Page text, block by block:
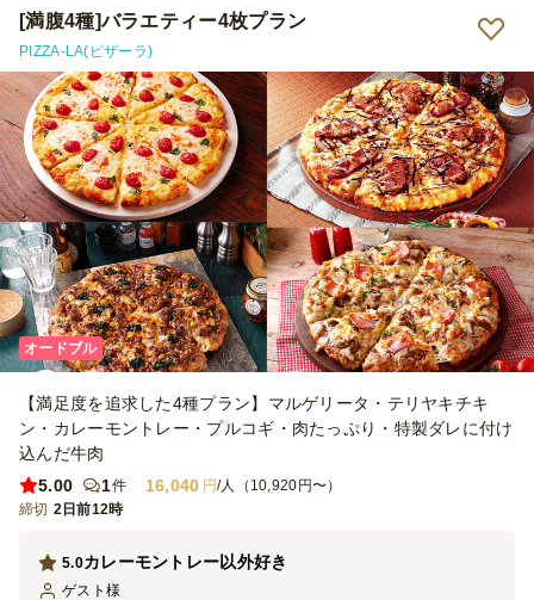
[満腹4種]バラエティー4枚プラン
PIZZA-LA(ピザーラ)
オードブル
【満足度を追求した4種プラン】マルゲリータ・テリヤキチキ
ン・カレーモントレー・プルコギ・肉たっぷり・特製ダレに付け
込んだ牛肉
5.00
1件 16,040 円/人（10,920円〜）
締切 2日前12時
カレーモントレー以外好き
5.0
ゲスト 様